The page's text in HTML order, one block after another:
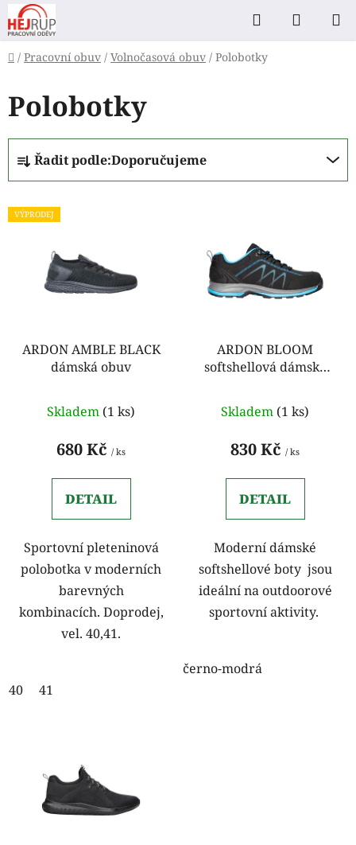
Přejít
na
obsah
Hledat
KOŠÍK
Domů
/ Pracovní obuv / Volnočasová obuv / Polobotky
Polobotky
Ř
a
z
e
n
Řadit podle:Doporučujeme
V
ý
VÝPRODEJ
ARDON AMBLE BLACK
dámská obuv
Skladem (1 ks)
680 Kč / ks
DETAIL
Sportovní pleteninová
polobotka v moderních
barevných
kombinacích. Doprodej,
vel. 40,41.
40 41
ARDON BLOOM
softshellová dámská
Skladem (1 ks)
830 Kč / ks
DETAIL
Moderní dámské
softshellové boty jsou
ideální na outdoorové
sportovní aktivity.
černo-modrá